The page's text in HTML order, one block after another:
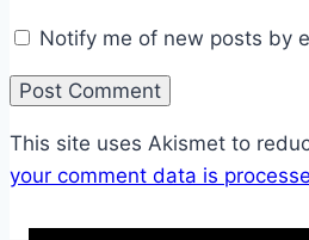
Notify me of new posts by
This site uses Akismet to
your comment data is